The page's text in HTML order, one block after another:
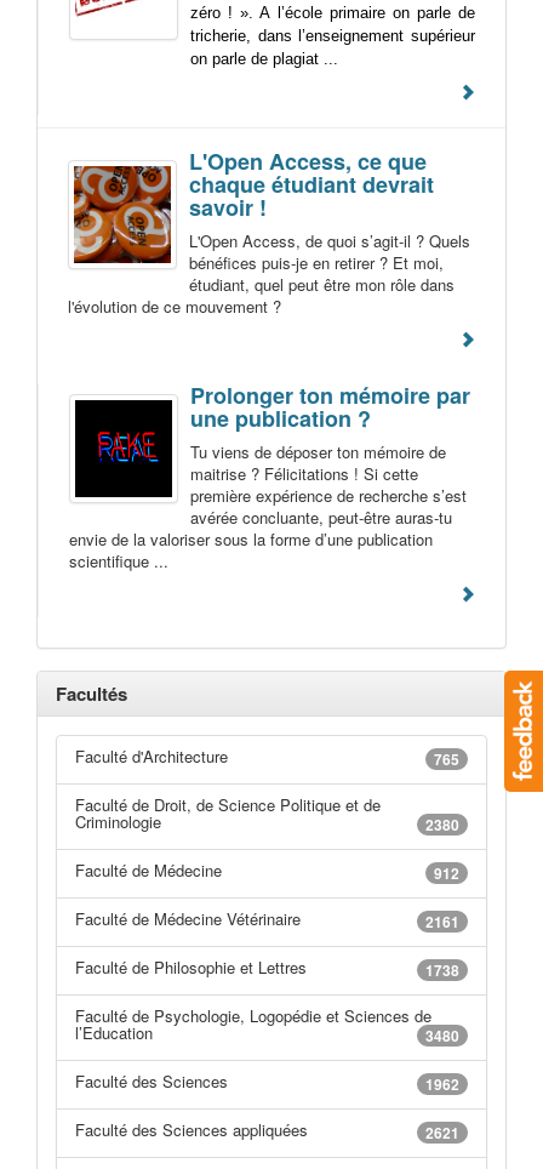
zéro ! ». A l’école primaire on parle de
tricherie, dans l’enseignement supérieur
on parle de plagiat ...
L'Open Access, ce que
chaque étudiant devrait
savoir !
L'Open Access, de quoi s’agit-il ? Quels
bénéfices puis-je en retirer ? Et moi,
étudiant, quel peut être mon rôle dans
l'évolution de ce mouvement ?
Prolonger ton mémoire par
une publication ?
Tu viens de déposer ton mémoire de
maitrise ? Félicitations ! Si cette
première expérience de recherche s’est
avérée concluante, peut-être auras-tu
envie de la valoriser sous la forme d’une publication
scientifique ...
Facultés
Faculté d'Architecture 765
Faculté de Droit, de Science Politique et de
Criminologie 2380
Faculté de Médecine 912
Faculté de Médecine Vétérinaire 2161
Faculté de Philosophie et Lettres 1738
Faculté de Psychologie, Logopédie et Sciences de
l’Education 3480
Faculté des Sciences 1962
Faculté des Sciences appliquées 2621